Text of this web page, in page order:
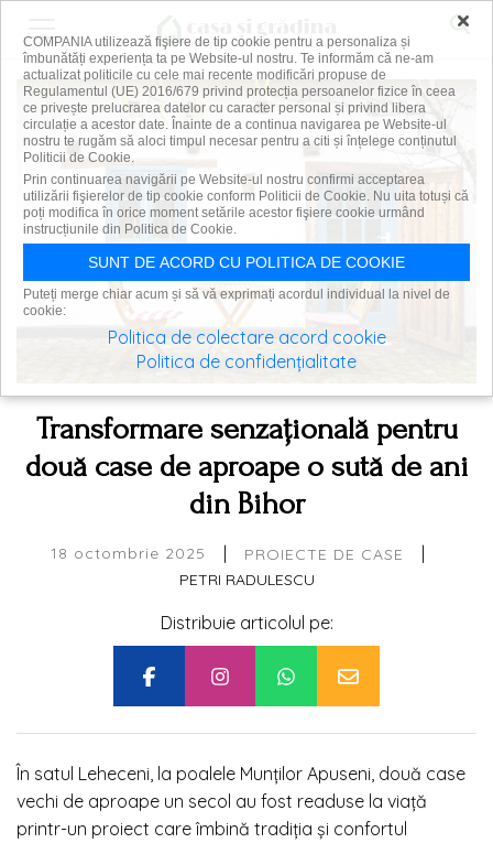
Transformare senzațională pentru
două case de aproape o sută de ani
din Bihor
18 octombrie 2025 | PROIECTE DE CASE |
PETRI RADULESCU
Distribuie articolul pe:
În satul Leheceni, la poalele Munților Apuseni, două case
vechi de aproape un secol au fost readuse la viață
printr-un proiect care îmbină tradiția și confortul
×
COMPANIA utilizează fişiere de tip cookie pentru a personaliza și
îmbunătăți experiența ta pe Website-ul nostru. Te informăm că ne-am
actualizat politicile cu cele mai recente modificări propuse de
Regulamentul (UE) 2016/679 privind protecția persoanelor fizice în ceea
ce privește prelucrarea datelor cu caracter personal și privind libera
circulație a acestor date. Înainte de a continua navigarea pe Website-ul
nostru te rugăm să aloci timpul necesar pentru a citi și înțelege conținutul
Politicii de Cookie.
Prin continuarea navigării pe Website-ul nostru confirmi acceptarea
utilizării fişierelor de tip cookie conform Politicii de Cookie. Nu uita totuși că
poți modifica în orice moment setările acestor fişiere cookie urmând
instrucțiunile din Politica de Cookie.
SUNT DE ACORD CU POLITICA DE COOKIE
Puteți merge chiar acum și să vă exprimați acordul individual la nivel de
cookie:
Politica de colectare acord cookie
Politica de confidențialitate